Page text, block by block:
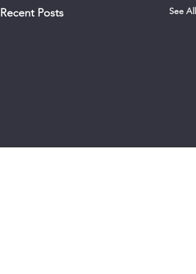
Recent Posts See All